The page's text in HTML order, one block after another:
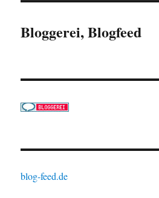
Bloggerei, Blogfeed
blog-feed.de